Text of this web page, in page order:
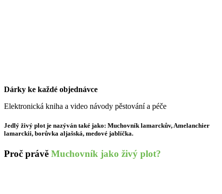
Dárky ke každé objednávce
Elektronická kniha a video návody pěstování a péče
Jedlý živý plot je nazýván také jako: Muchovník lamarckův, Amelanchier
lamarckii, borůvka aljašská, medové jablíčka.
Proč právě Muchovník jako živý plot?